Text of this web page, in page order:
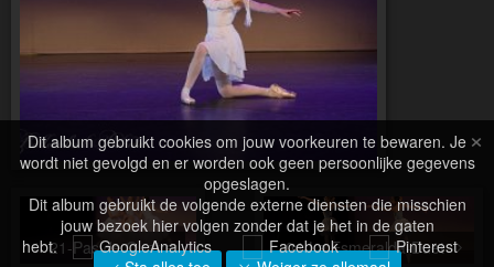
21-Pas de Quatre 04-La Esmeralda-Duet
×
Dit album gebruikt cookies om jouw voorkeuren te bewaren. Je
wordt niet gevolgd en er worden ook geen persoonlijke gegevens
opgeslagen.
Dit album gebruikt de volgende externe diensten die misschien
jouw bezoek hier volgen zonder dat je het in de gaten
hebt.
GoogleAnalytics Facebook
Pinterest